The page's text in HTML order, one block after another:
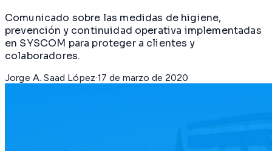
Comunicado sobre las medidas de higiene,
prevención y continuidad operativa implementadas
en SYSCOM para proteger a clientes y
colaboradores.
Jorge A. Saad López·17 de marzo de 2020